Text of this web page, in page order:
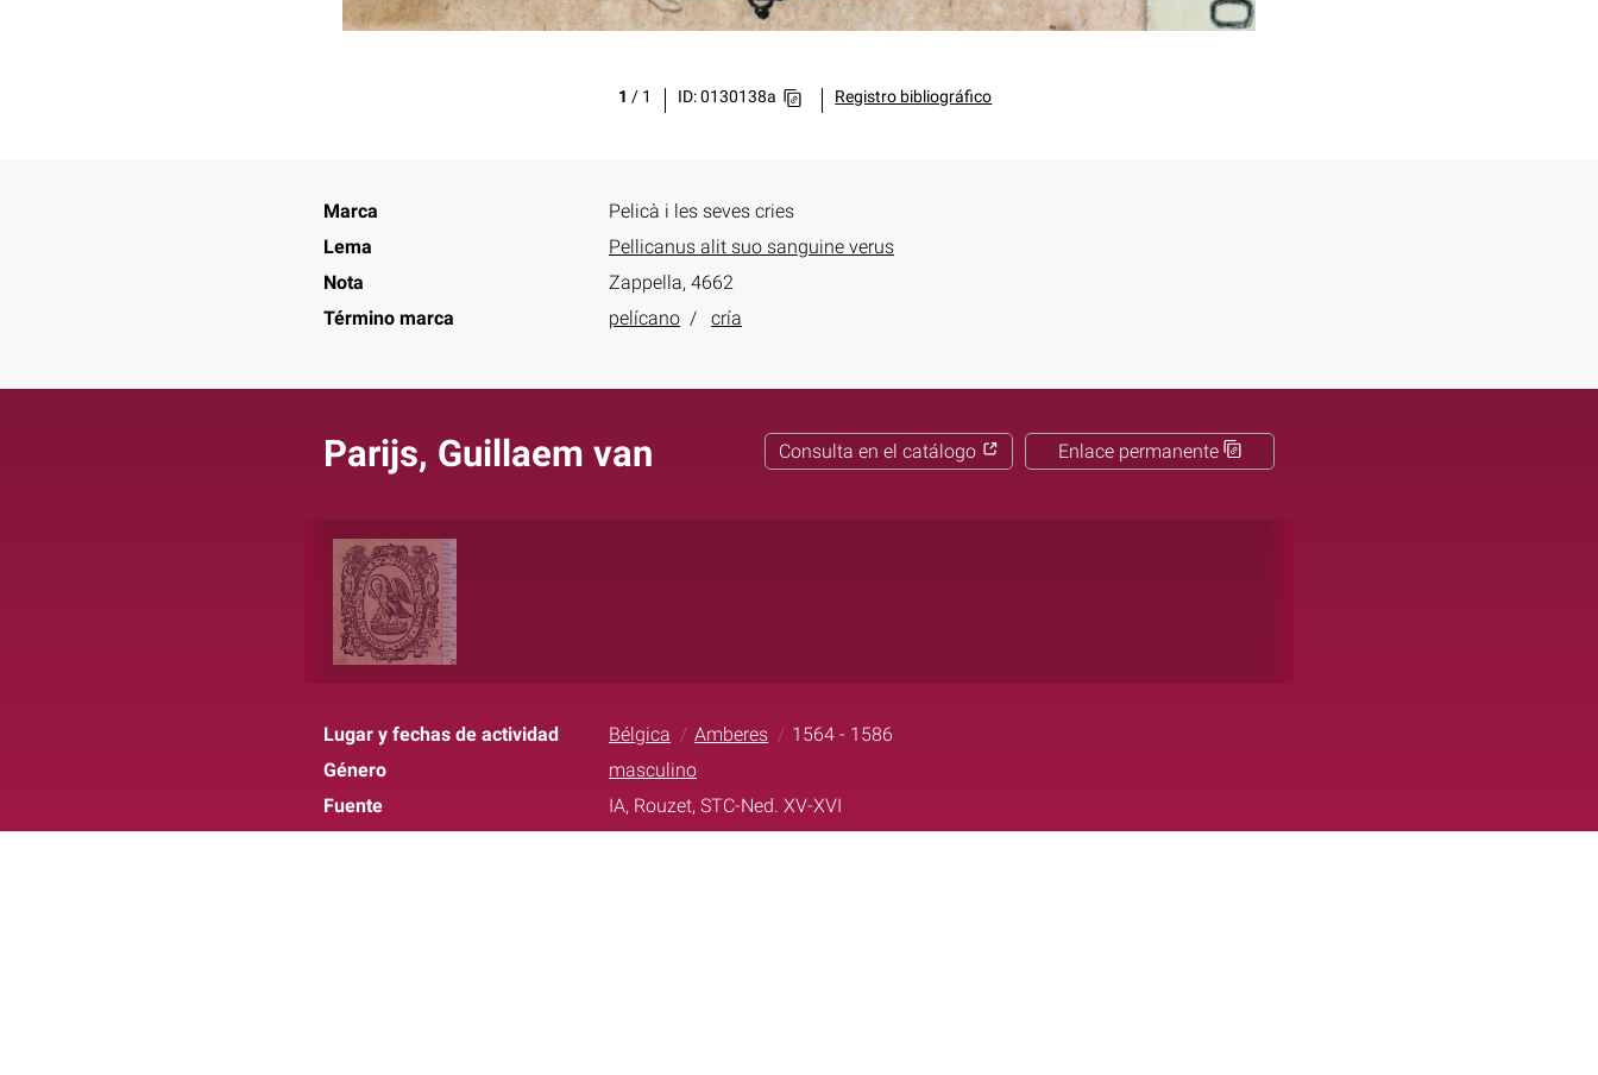
1 / 1 ID: 0130138a Registro bibliográfico
Marca
Pelicà i les seves cries
Lema
Pellicanus alit suo sanguine verus
Nota
Zappella, 4662
Término marca
pelícano cría
Parijs, Guillaem van Enlace permanente
Consulta en el catálogo
Lugar y fechas de actividad Bélgica Amberes
1564 - 1586
Género
masculino
Fuente
IA, Rouzet, STC-Ned. XV-XVI